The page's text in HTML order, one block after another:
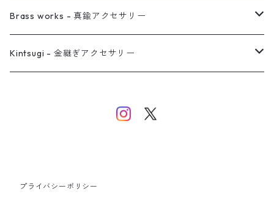
イヤーカフ
バングル
ネックレス
イヤーカフ
リング
ネックレス
ピアス
ネックレス
Brass works - 真鍮アクセサリー
リング
Kintsugi - 金継ぎアクセサリー
プライバシーポリシー